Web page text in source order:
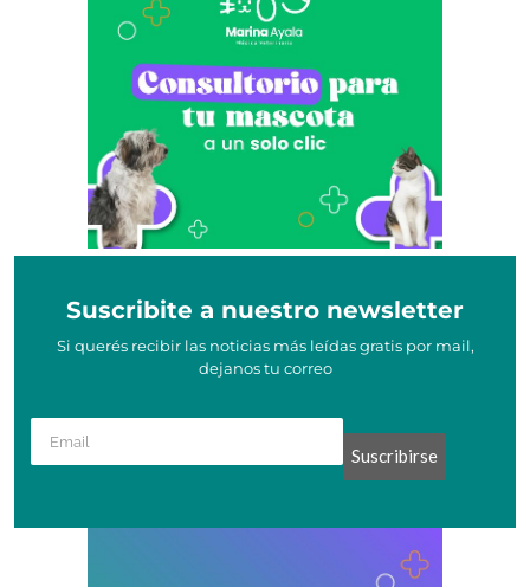
Suscribite a nuestro newsletter
Si querés recibir las noticias más leídas gratis por mail,
dejanos tu correo
Suscribirse